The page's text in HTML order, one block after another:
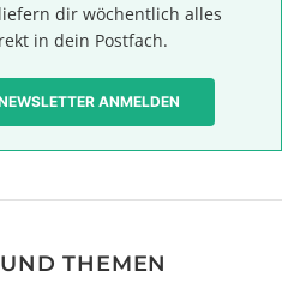
dir wöchentlich alles
in dein Postfach.
ANMELDEN
THEMEN